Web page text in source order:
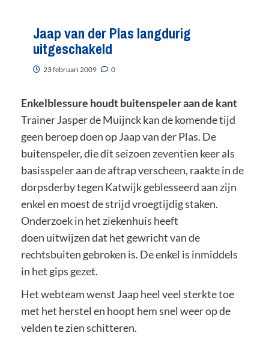
Jaap van der Plas langdurig
uitgeschakeld
23 februari 2009 0
Enkelblessure houdt buitenspeler aan de kant
Trainer Jasper de Muijnck kan de komende tijd
geen beroep doen op Jaap van der Plas. De
buitenspeler, die dit seizoen zeventien keer als
basisspeler aan de aftrap verscheen, raakte in de
dorpsderby tegen Katwijk geblesseerd aan zijn
enkel en moest de strijd vroegtijdig staken.
Onderzoek in het ziekenhuis heeft
doen uitwijzen dat het gewricht van de
rechtsbuiten gebroken is. De enkel is inmiddels
in het gips gezet.
Het webteam wenst Jaap heel veel sterkte toe
met het herstel en hoopt hem snel weer op de
velden te zien schitteren.